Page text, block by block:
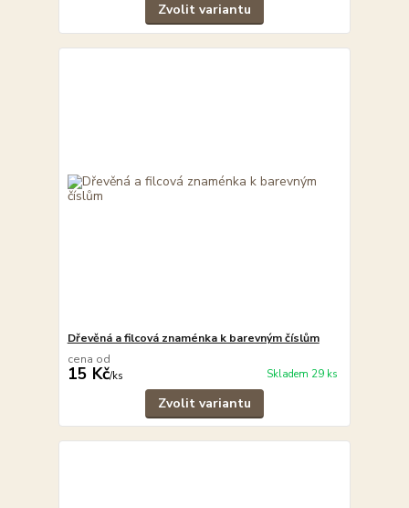
Zvolit variantu
Dřevěná a filcová znaménka k barevným číslům
cena od
15 Kč/ks Skladem 29 ks
Zvolit variantu